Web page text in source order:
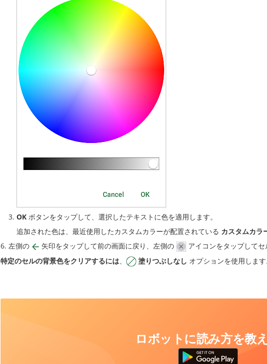
OK ボタンをタップして、選択したテキストに色を適用します。
追加された色は、最近使用したカスタムカラーが配置されている カスタムカラ
左側の
矢印をタップして前の画面に戻り、左側の
アイコンをタップしてセ
特定のセルの背景色をクリアするには、 塗りつぶしなし オプションを使用します
ロボットに読み方を教